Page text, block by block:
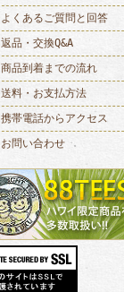
よくあるご質問と回答
返品・交換Q&A
商品到着までの流れ
送料・お支払方法
携帯電話からアクセス
お問い合わせ